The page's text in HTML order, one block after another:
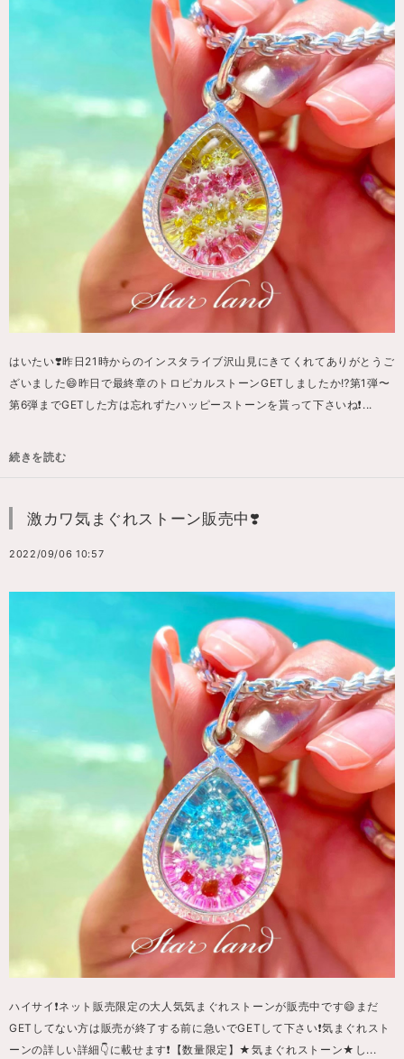
はいたい❣️昨日21時からのインスタライブ沢山見にきてくれてありがとうご
ざいました😄昨日で最終章のトロピカルストーンGETしましたか⁉️第1弾〜
第6弾までGETした方は忘れずたハッピーストーンを貰って下さいね❗️...
続きを読む
激カワ気まぐれストーン販売中❣️
2022/09/06 10:57
ハイサイ❗️ネット販売限定の大人気気まぐれストーンが販売中です😄まだ
GETしてない方は販売が終了する前に急いでGETして下さい❗️気まぐれスト
ーンの詳しい詳細👇に載せます❗️【数量限定】★気まぐれストーン★し...